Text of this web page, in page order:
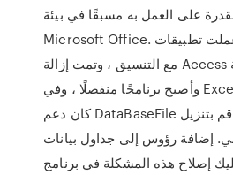
على العمل به مسبقًا في بيئة
Microsoft Office. عملت تطبيقات Access و Excel
مع التنسيق ، وتمت إزالة Access لاحقًا من الحزمة
وأصبح برنامجًا منفصلًا ، وفي Excel ، منذ عام 2007 ،
كان دعم DataBaseFile محدودًا إلى حد قم بتنزيل
إضافة رؤوس إلى جداول بيانات
إصلاح هذه المشكلة في برنامج